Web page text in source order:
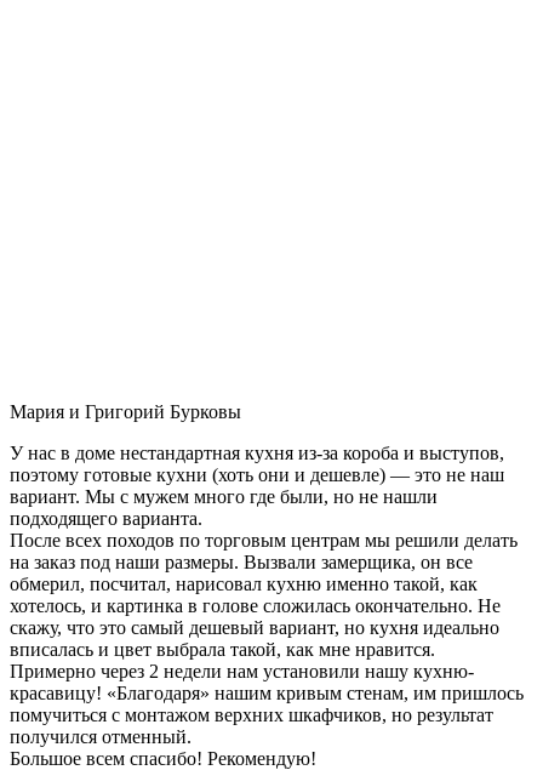
Мария и Григорий Бурковы
У нас в доме нестандартная кухня из-за короба и выступов,
поэтому готовые кухни (хоть они и дешевле) — это не наш
вариант. Мы с мужем много где были, но не нашли
подходящего варианта.
После всех походов по торговым центрам мы решили делать
на заказ под наши размеры. Вызвали замерщика, он все
обмерил, посчитал, нарисовал кухню именно такой, как
хотелось, и картинка в голове сложилась окончательно. Не
скажу, что это самый дешевый вариант, но кухня идеально
вписалась и цвет выбрала такой, как мне нравится.
Примерно через 2 недели нам установили нашу кухню-
красавицу! «Благодаря» нашим кривым стенам, им пришлось
помучиться с монтажом верхних шкафчиков, но результат
получился отменный.
Большое всем спасибо! Рекомендую!